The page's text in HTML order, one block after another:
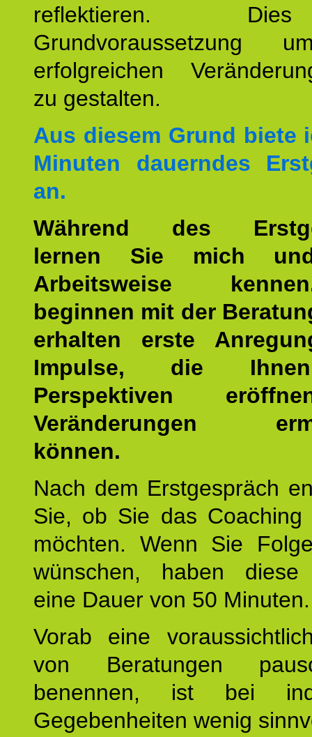
reflektieren.
Grundvoraussetzung
erfolgreichen
zu gestalten.
Aus diesem Grund biete
Minuten dauerndes
an.
Während des
lernen Sie mich
Arbeitsweise
beginnen mit der
erhalten erste
Impulse, die
Perspektiven
Veränderungen
können.
Nach dem Erstgespräch
Sie, ob Sie das Coaching
möchten. Wenn Sie
wünschen, haben diese
eine Dauer von 50 Minuten.
Vorab eine
von Beratungen
benennen, ist bei
Gegebenheiten wenig